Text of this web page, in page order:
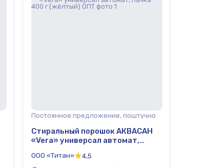
Постоянное предложение, поштучно
Стиральный порошок АКВАСАН
«Vera» универсал автомат,
ООО «Титан»
4,5